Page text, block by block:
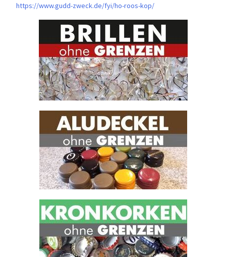
https://www.gudd-zweck.de/fyi/ho-roos-kop/